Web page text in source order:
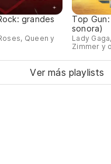
grandes
Queen y
Top
sonora)
Lady
Zimmer y
Ver más playlists